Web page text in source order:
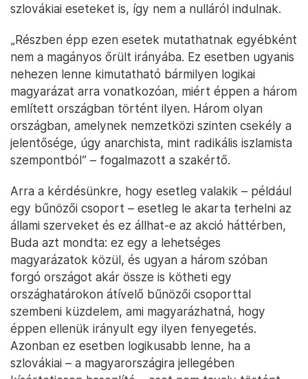
szlovákiai eseteket is, így nem a nulláról indulnak.
„Részben épp ezen esetek mutathatnak egyébként
nem a magányos őrült irányába. Ez esetben ugyanis
nehezen lenne kimutatható bármilyen logikai
magyarázat arra vonatkozóan, miért éppen a három
említett országban történt ilyen. Három olyan
országban, amelynek nemzetközi szinten csekély a
jelentősége, úgy anarchista, mint radikális iszlamista
szempontból” – fogalmazott a szakértő.
Arra a kérdésünkre, hogy esetleg valakik – például
egy bűnözői csoport – esetleg le akarta terhelni az
állami szerveket és ez állhat-e az akció háttérben,
Buda azt mondta: ez egy a lehetséges
magyarázatok közül, és ugyan a három szóban
forgó országot akár össze is kötheti egy
országhatárokon átívelő bűnözői csoporttal
szembeni küzdelem, ami magyarázhatná, hogy
éppen ellenük irányult egy ilyen fenyegetés.
Azonban ez esetben logikusabb lenne, ha a
szlovákiai – a magyarországira jellegében